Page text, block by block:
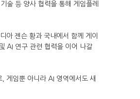
술 등 양사 협력을 통해 게임플레
아 젠슨 황과 국내에서 함께 게이
AI 연구 관련 협력을 이어 나갈
게임뿐 아니라 AI 영역에서도 새